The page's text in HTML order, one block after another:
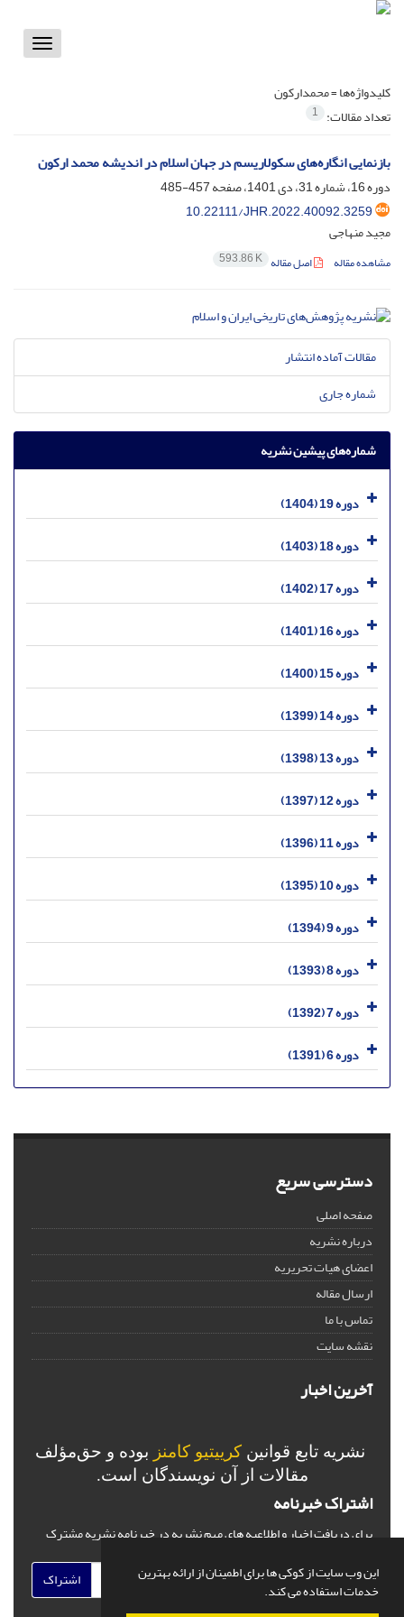
این وب سایت از کوکی ها برای اطمینان از ارائه بهترین
خدمات استفاده می کند.
Toggle
کلیدواژه‌ها =محمدارکون
تعداد مقالات: 1
بازنمایی انگاره‌های سکولاریسم در جهان اسلام در اندیشه محمد ارکون
دوره 16، شماره 31، دی 1401، صفحه
457-485
10.22111/JHR.2022.40092.3259
مجید منهاجی
مشاهده مقاله اصل مقاله 593.86 K
مقالات آماده انتشار
شماره جاری
شماره‌های پیشین نشریه
دوره 19 (1404)
دوره 18 (1403)
دوره 17 (1402)
دوره 16 (1401)
دوره 15 (1400)
دوره 14 (1399)
دوره 13 (1398)
دوره 12 (1397)
دوره 11 (1396)
دوره 10 (1395)
دوره 9 (1394)
دوره 8 (1393)
دوره 7 (1392)
دوره 6 (1391)
دسترسی سریع
صفحه اصلی
درباره نشریه
اعضای هیات تحریریه
ارسال مقاله
تماس با ما
نقشه سایت
آخرین اخبار
نشریه تابع قوانین کرییتیو کامنز بوده و حق‌مؤلف
مقالات از آن نویسندگان است.
اشتراک خبرنامه
برای دریافت اخبار و اطلاعیه های مهم نشریه در خبرنامه نشریه مشترک
اشتراک